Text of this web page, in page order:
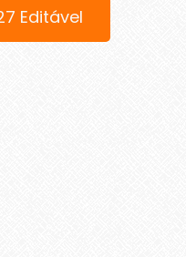
Editável